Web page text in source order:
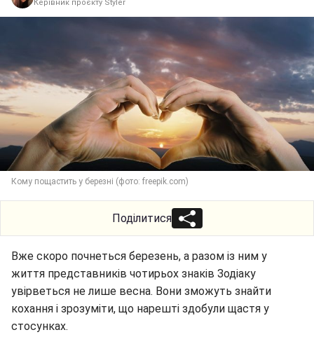
Керівник проєкту Styler
Кому пощастить у березні (фото: freepik.com)
Поділитися
Вже скоро почнеться березень, а разом із ним у
життя представників чотирьох знаків Зодіаку
увірветься не лише весна. Вони зможуть знайти
кохання і зрозуміти, що нарешті здобули щастя у
стосунках.